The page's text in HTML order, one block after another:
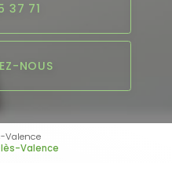
37 71
NOUS
Valence
Valence